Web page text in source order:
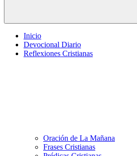
Inicio
Devocional Diario
Reflexiones Cristianas
Oración de La Mañana
Frases Cristianas